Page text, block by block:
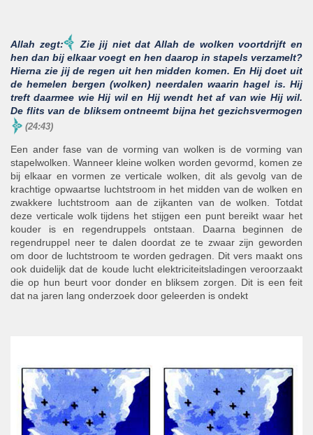
Allah zegt:
Zie jij niet dat Allah de wolken voortdrijft en
hen dan bij elkaar voegt en hen daarop in stapels verzamelt?
Hierna zie jij de regen uit hen midden komen. En Hij doet uit
de hemelen bergen (wolken) neerdalen waarin hagel is. Hij
treft daarmee wie Hij wil en Hij wendt het af van wie Hij wil.
De flits van de bliksem ontneemt bijna het gezichsvermogen
(24:43)
Een ander fase van de vorming van wolken is de vorming van
stapelwolken. Wanneer kleine wolken worden gevormd, komen ze
bij elkaar en vormen ze verticale wolken, dit als gevolg van de
krachtige opwaartse luchtstroom in het midden van de wolken en
zwakkere luchtstroom aan de zijkanten van de wolken. Totdat
deze verticale wolk tijdens het stijgen een punt bereikt waar het
kouder is en regendruppels ontstaan. Daarna beginnen de
regendruppel neer te dalen doordat ze te zwaar zijn geworden
om door de luchtstroom te worden gedragen. Dit vers maakt ons
ook duidelijk dat de koude lucht elektriciteitsladingen veroorzaakt
die op hun beurt voor donder en bliksem zorgen. Dit is een feit
dat na jaren lang onderzoek door geleerden is ondekt